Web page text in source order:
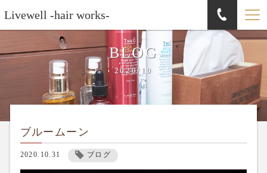
Livewell -hair works-
BLOG
2020/10
ブルームーン
2020.10.31 ブログ